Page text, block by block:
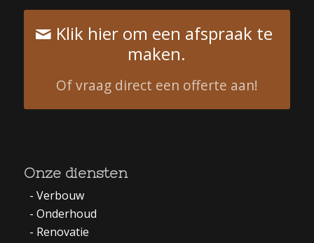
Klik hier om een afspraak te
maken.
Of vraag direct een offerte aan!
Onze diensten
- Verbouw
- Onderhoud
- Renovatie